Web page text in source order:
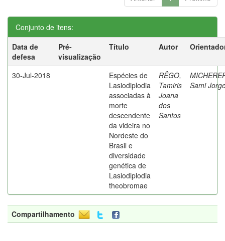
Conjunto de itens:
Data de
defesa
Pré-
visualização
Título Autor
30-Jul-2018
Espécies de
Lasiodiplodia
associadas à
morte
descendente
da videira no
Nordeste do
Brasil e
diversidade
genética de
Lasiodiplodia
theobromae
RÊGO,
Tamiris
Joana
dos
Santos
Sami
Compartilhamento